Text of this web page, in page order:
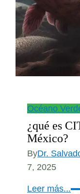
Océano
¿qué es
México?
ByDr.
7, 2025
Leer más...